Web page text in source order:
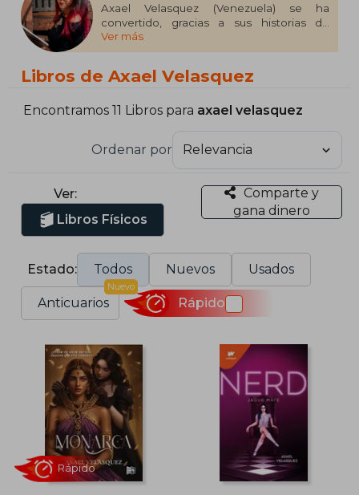
Axael Velasquez (Venezuela) se ha
convertido, gracias a sus historias de
Wattpad, en una de las escritoras de habla
hispana más queridas. Ella misma define su
de sorpresas y de finales que te parten el
Ver más
Libros de Axael Velasquez
Encontramos 11 Libros para axael velasquez
Ordenar por
Ver:
Libros Físicos
Comparte y
gana dinero
Estado: Todos Nuevos Usados
Anticuarios
Nuevo
Rápido